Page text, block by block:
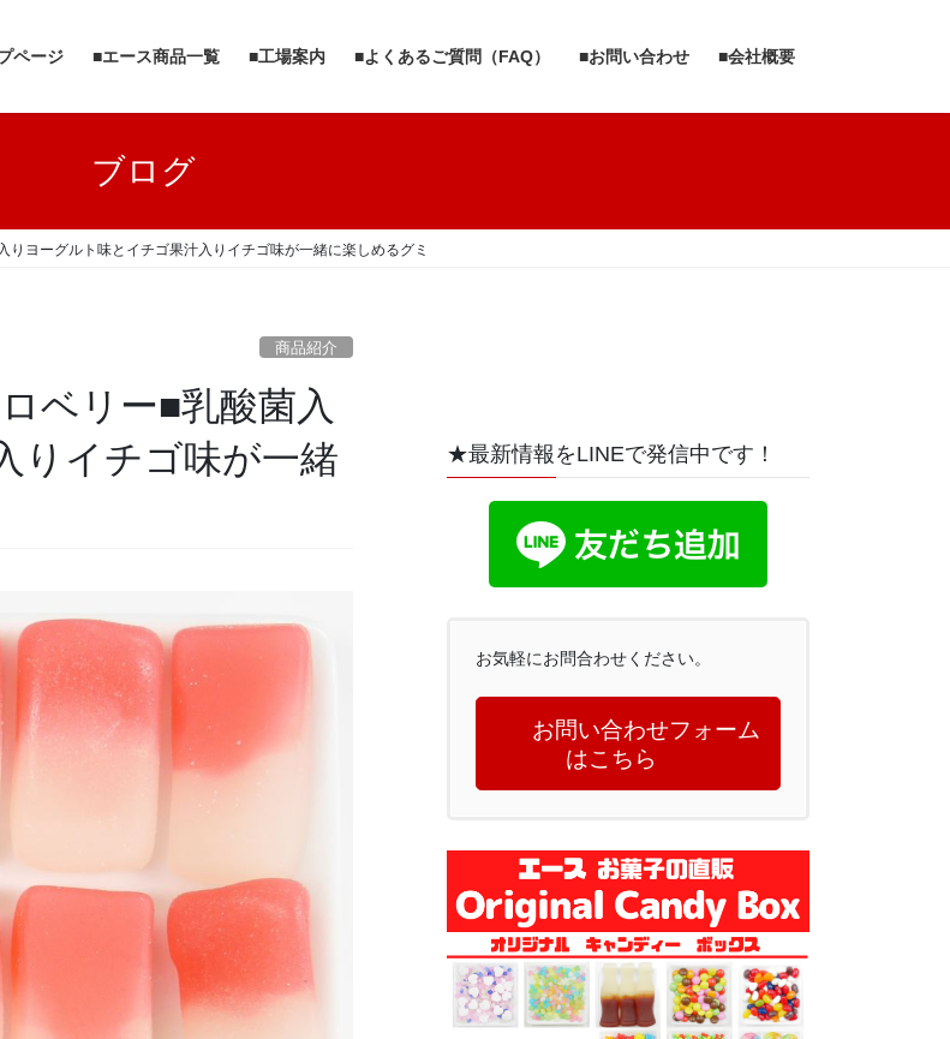
ページ ■エース商品一覧 ■工場案内 ■よくあるご質問（FAQ） ■お問い合わせ ■会社概要
ブログ
ヨーグルト味とイチゴ果汁入りイチゴ味が一緒に楽しめるグミ
商品紹介
ベリー■乳酸菌入
りイチゴ味が一緒
★最新情報をLINEで発信中です！
お気軽にお問合わせください。
お問い合わせフォーム
はこちら